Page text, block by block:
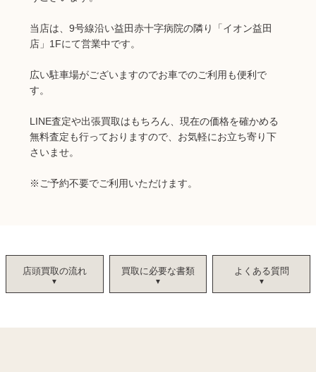
当店は、9号線沿い益田赤十字病院の隣り「イオン益田
店」1Fにて営業中です。
広い駐車場がございますのでお車でのご利用も便利で
す。
LINE査定や出張買取はもちろん、現在の価格を確かめる
無料査定も行っておりますので、お気軽にお立ち寄り下
さいませ。
※ ご予約不要でご利用いただけます。
店頭買取の流れ 買取に必要な書類 よくある質問